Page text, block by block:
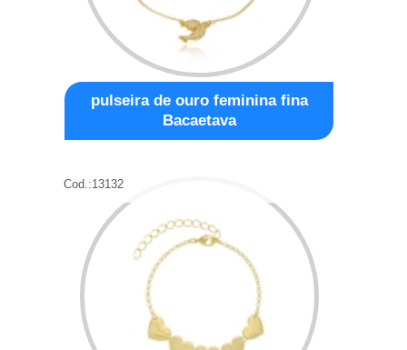
pulseira de ouro feminina fina
Bacaetava
Cod.:13132